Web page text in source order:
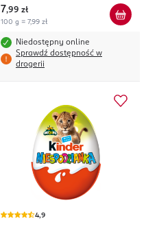
7,99 zł
100 g = 7,99 zł
Niedostępny online
Sprawdź dostępność w
drogerii
4,9